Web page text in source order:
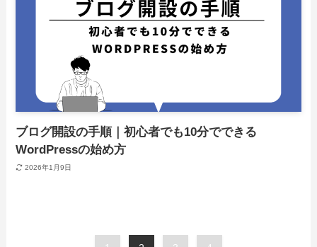
ブログ開設の手順｜初心者でも10分でできる
WordPressの始め方
2026年1月9日